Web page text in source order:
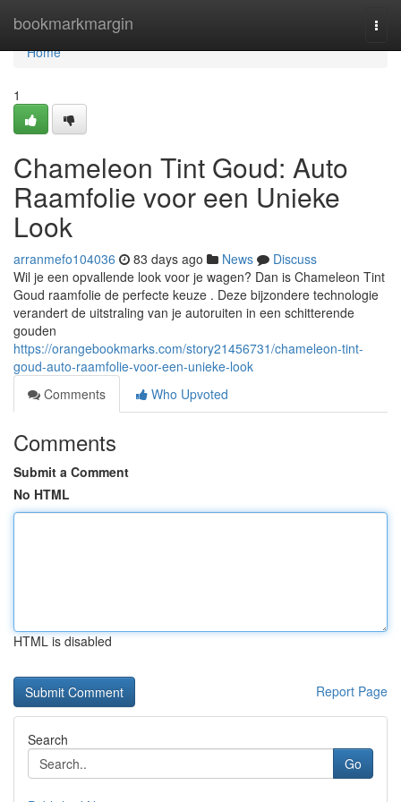
bookmarkmargin
Home
Home
1
Chameleon Tint Goud: Auto
Raamfolie voor een Unieke
Look
arranmefo104036 83 days ago News
Discuss
Wil je een opvallende look voor je wagen? Dan is Chameleon Tint
Goud raamfolie de perfecte keuze . Deze bijzondere technologie
verandert de uitstraling van je autoruiten in een schitterende
gouden
https://orangebookmarks.com/story21456731/chameleon-tint-
goud-auto-raamfolie-voor-een-unieke-look
Comments
Who Upvoted
Comments
Submit a Comment
No HTML
HTML is disabled
Report Page
Search
Go